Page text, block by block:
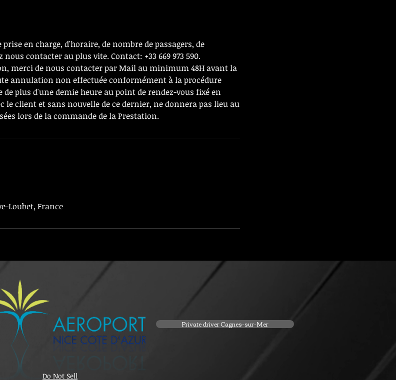
en charge, d'horaire, de nombre de passagers, de
contacter au plus vite. Contact: +33 669 973 590.
merci de nous contacter par Mail au minimum 48H avant la
annulation non effectuée conformément à la procédure
de plus d'une demie heure au point de rendez-vous fixé en
le client et sans nouvelle de ce dernier, ne donnera pas lieu au
lors de la commande de la Prestation.
Loubet, France
Do Not Sell
Private driver Cagnes-sur-Mer